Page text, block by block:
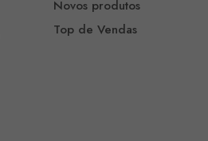
Novos produtos
Top de Vendas